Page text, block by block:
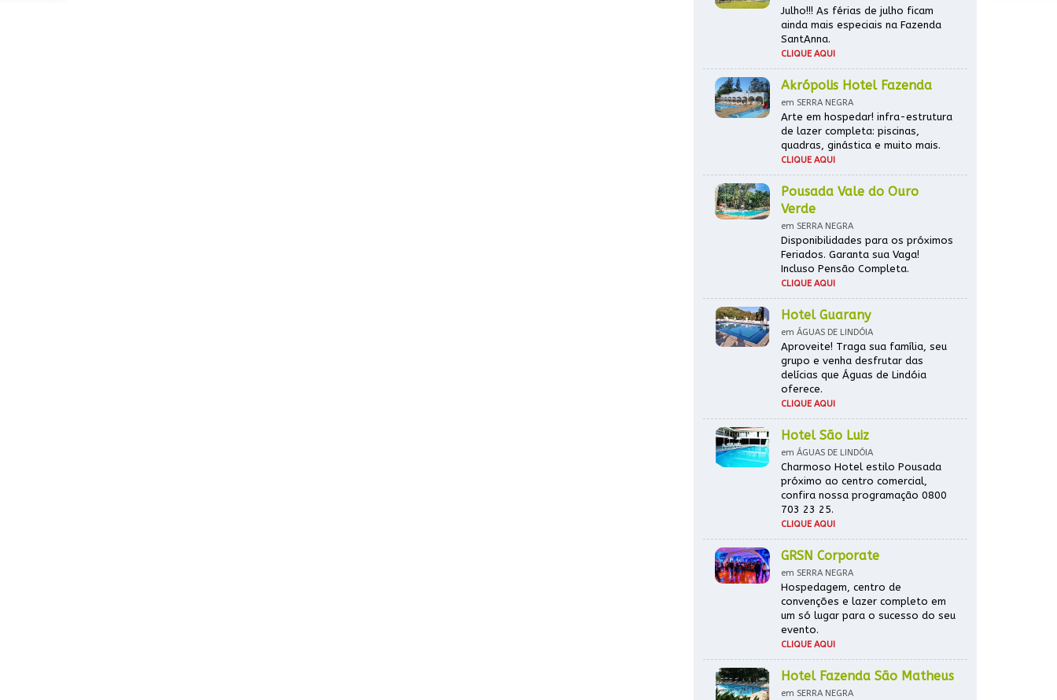
Julho!!! As férias de julho ficam
ainda mais especiais na Fazenda
SantAnna.
CLIQUE AQUI
Akrópolis Hotel Fazenda
em SERRA NEGRA
Arte em hospedar! infra-estrutura
de lazer completa: piscinas,
quadras, ginástica e muito mais.
CLIQUE AQUI
Pousada Vale do Ouro
Verde
em SERRA NEGRA
Disponibilidades para os próximos
Feriados. Garanta sua Vaga!
Incluso Pensão Completa.
CLIQUE AQUI
Hotel Guarany
em ÁGUAS DE LINDÓIA
Aproveite! Traga sua família, seu
grupo e venha desfrutar das
delícias que Águas de Lindóia
oferece.
CLIQUE AQUI
Hotel São Luiz
em ÁGUAS DE LINDÓIA
Charmoso Hotel estilo Pousada
próximo ao centro comercial,
confira nossa programação 0800
703 23 25.
CLIQUE AQUI
GRSN Corporate
em SERRA NEGRA
Hospedagem, centro de
convenções e lazer completo em
um só lugar para o sucesso do seu
evento.
CLIQUE AQUI
Hotel Fazenda São Matheus
em SERRA NEGRA